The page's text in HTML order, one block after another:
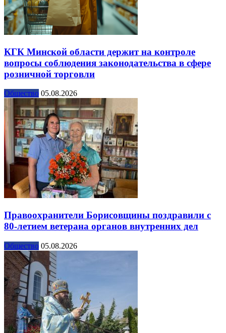
КГК Минской области держит на контроле
вопросы соблюдения законодательства в сфере
розничной торговли
Общество 05.08.2026
Правоохранители Борисовщины поздравили с
80-летием ветерана органов внутренних дел
Общество 05.08.2026